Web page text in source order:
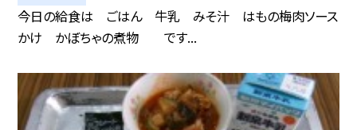
今日の給食は ごはん 牛乳 みそ汁 はもの梅肉ソース
かけ かぼちゃの煮物 です...